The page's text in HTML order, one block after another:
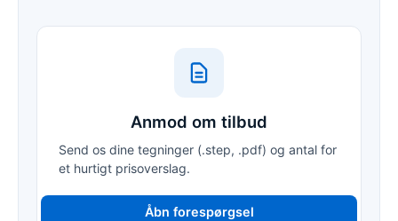
Anmod om tilbud
Send os dine tegninger (.step, .pdf) og antal for
et hurtigt prisoverslag.
Åbn forespørgsel